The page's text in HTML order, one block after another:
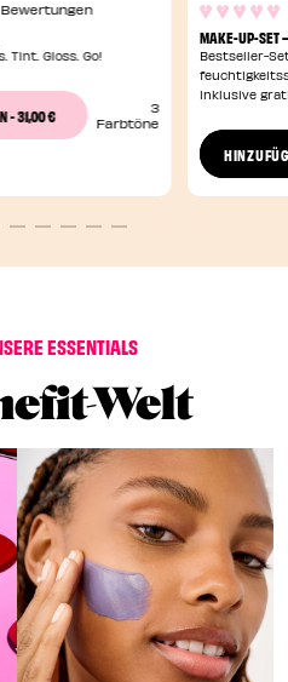
Bewertungen
Tint. Gloss. Go!
-31,00 €
3
Farbtöne
MAKE-UP-SET
Bestseller-
inklusive
ESSENTIALS
Welt